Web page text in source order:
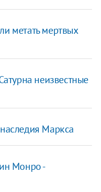
метать мертвых
неизвестные
Маркса
Монро -